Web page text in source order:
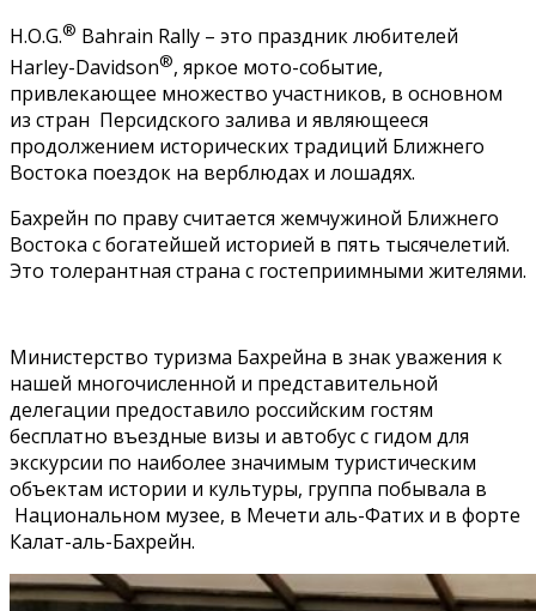
H.O.G.® Bahrain Rally – это праздник любителей
Harley-Davidson®, яркое мото-событие,
привлекающее множество участников, в основном
из стран Персидского залива и являющееся
продолжением исторических традиций Ближнего
Востока поездок на верблюдах и лошадях.
Бахрейн по праву считается жемчужиной Ближнего
Востока с богатейшей историей в пять тысячелетий.
Это толерантная страна с гостеприимными жителями.
Министерство туризма Бахрейна в знак уважения к
нашей многочисленной и представительной
делегации предоставило российским гостям
бесплатно въездные визы и автобус с гидом для
экскурсии по наиболее значимым туристическим
объектам истории и культуры, группа побывала в
Национальном музее, в Мечети аль-Фатих и в форте
Калат-аль-Бахрейн.